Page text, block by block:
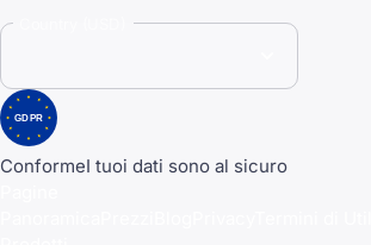
GDPR
ConformeI tuoi dati sono al sicuro